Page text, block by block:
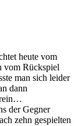
heute vom
vom Rückspiel
man sich leider
dann
rein…
der Gegner
zehn gespielten